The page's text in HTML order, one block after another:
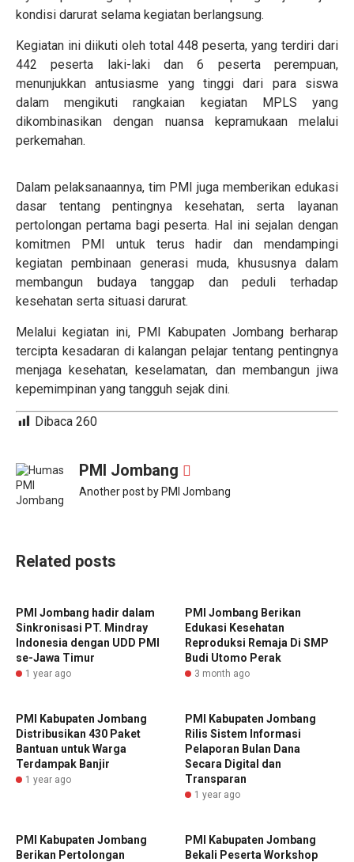
kondisi darurat selama kegiatan berlangsung.
Kegiatan ini diikuti oleh total 448 peserta, yang terdiri dari
442 peserta laki-laki dan 6 peserta perempuan,
menunjukkan antusiasme yang tinggi dari para siswa
dalam mengikuti rangkaian kegiatan MPLS yang
dikombinasikan dengan nuansa kepramukaan melalui
perkemahan.
Dalam pelaksanaannya, tim PMI juga memberikan edukasi
dasar tentang pentingnya kesehatan, serta layanan
pertolongan pertama bagi peserta. Hal ini sejalan dengan
komitmen PMI untuk terus hadir dan mendampingi
kegiatan pembinaan generasi muda, khususnya dalam
membangun budaya tanggap dan peduli terhadap
kesehatan serta situasi darurat.
Melalui kegiatan ini, PMI Kabupaten Jombang berharap
tercipta kesadaran di kalangan pelajar tentang pentingnya
menjaga kesehatan, keselamatan, dan membangun jiwa
kepemimpinan yang tangguh sejak dini.
Dibaca 260
PMI Jombang
Another post by PMI Jombang
Related posts
PMI Jombang hadir dalam
Sinkronisasi PT. Mindray
Indonesia dengan UDD PMI
se-Jawa Timur
1 year ago
PMI Jombang Berikan
Edukasi Kesehatan
Reproduksi Remaja Di SMP
Budi Utomo Perak
3 month ago
PMI Kabupaten Jombang
Distribusikan 430 Paket
Bantuan untuk Warga
Terdampak Banjir
1 year ago
PMI Kabupaten Jombang
Rilis Sistem Informasi
Pelaporan Bulan Dana
Secara Digital dan
Transparan
1 year ago
PMI Kabupaten Jombang
Berikan Pertolongan
PMI Kabupaten Jombang
Bekali Peserta Workshop